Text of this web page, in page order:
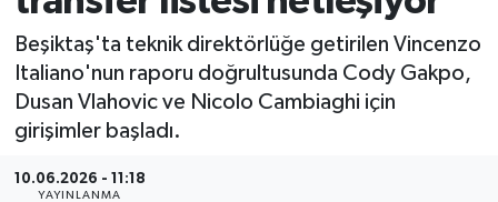
Beşiktaş'ta teknik direktörlüğe getirilen Vincenzo
Italiano'nun raporu doğrultusunda Cody Gakpo,
Dusan Vlahovic ve Nicolo Cambiaghi için
girişimler başladı.
10.06.2026 - 11:18
YAYINLANMA
Alanyaspor
Turizm
Tüm Manşetler
Son Dakika Haberleri